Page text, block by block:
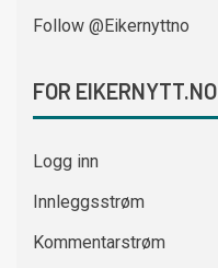
Follow @Eikernyttno
FOR EIKERNYTT.NO
Logg inn
Innleggsstrøm
Kommentarstrøm